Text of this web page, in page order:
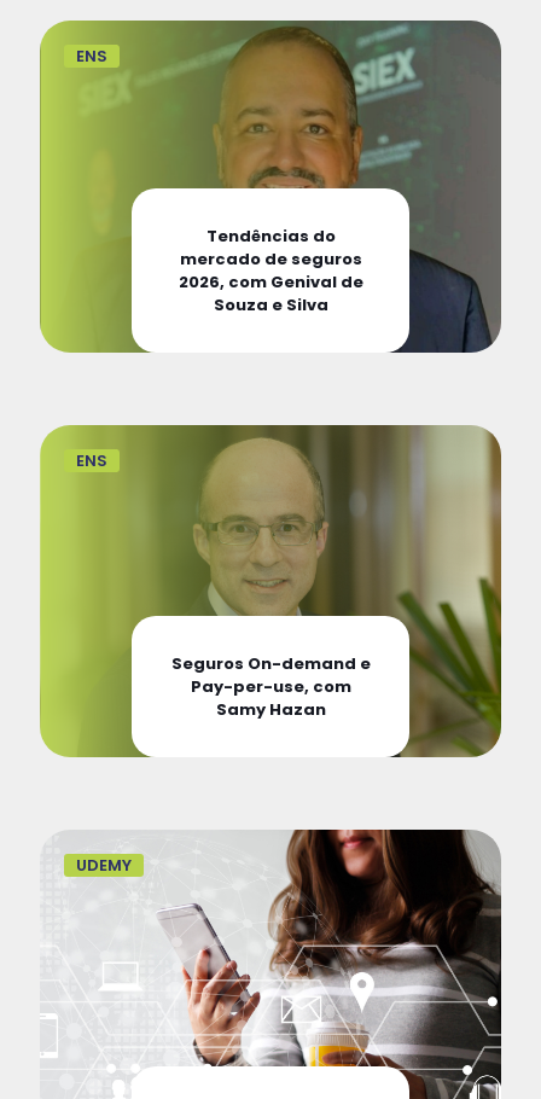
ENS
Tendências do
mercado de seguros
2026, com Genival de
Souza e Silva
ENS
Seguros On-demand e
Pay-per-use, com
Samy Hazan
UDEMY